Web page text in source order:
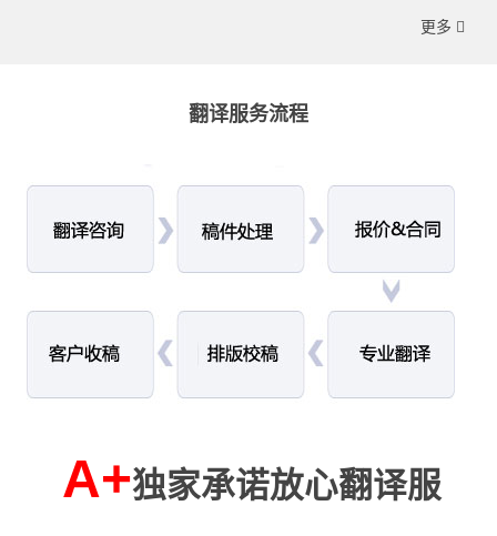
更多
翻译服务流程
A+独家承诺放心翻译服